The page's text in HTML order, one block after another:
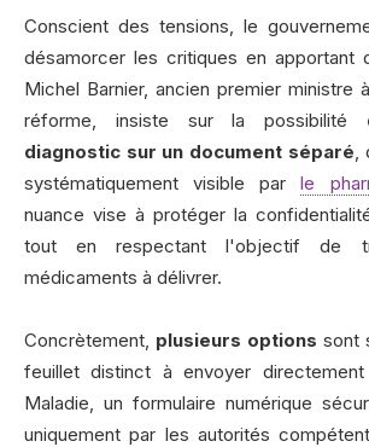
Conscient des tensions, le
désamorcer les critiques en apportant
Michel Barnier, ancien premier ministre
réforme, insiste sur la possibilité
diagnostic sur un document séparé
systématiquement visible parle
nuance vise à protéger la
tout en respectant l'objectif de
médicaments à délivrer.
Concrètement, plusieurs options sont
feuillet distinct à envoyer
Maladie, un formulaire numérique
uniquement par les autorités